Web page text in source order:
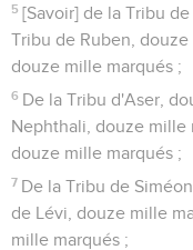
5 [Savoir] de la Tribu
Tribu de Ruben, douze
douze mille marqués ;
6 De la Tribu d'Aser,
Nephthali, douze mille
douze mille marqués ;
7 De la Tribu de
de Lévi, douze mille
mille marqués ;